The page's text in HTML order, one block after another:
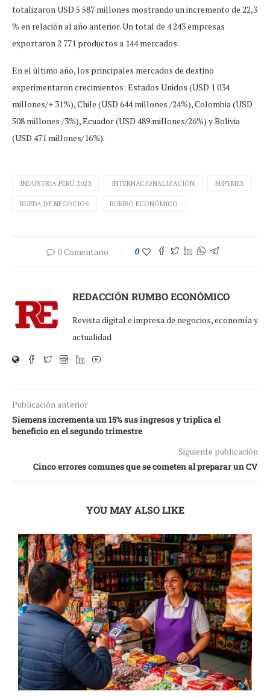
totalizaron USD 5 587 millones mostrando un incremento de 22,3
% en relación al año anterior. Un total de 4 243 empresas
exportaron 2 771 productos a 144 mercados.
En el último año, los principales mercados de destino
experimentaron crecimientos: Estados Unidos (USD 1 034
millones/+ 31%), Chile (USD 644 millones /24%), Colombia (USD
508 millones /3%), Ecuador (USD 489 millones/26%) y Bolivia
(USD 471 millones/16%).
INDUSTRIA PERÚ 2023 INTERNACIONALIZACIÓN MIPYMES
RUEDA DE NEGOCIOS RUMBO ECONÓMICO
0 Comentario 0
REDACCIÓN RUMBO ECONÓMICO
Revista digital e impresa de negocios, economía y
actualidad
Publicación anterior
Siemens incrementa un 15% sus ingresos y triplica el
beneficio en el segundo trimestre
Siguiente publicación
Cinco errores comunes que se cometen al preparar un CV
YOU MAY ALSO LIKE